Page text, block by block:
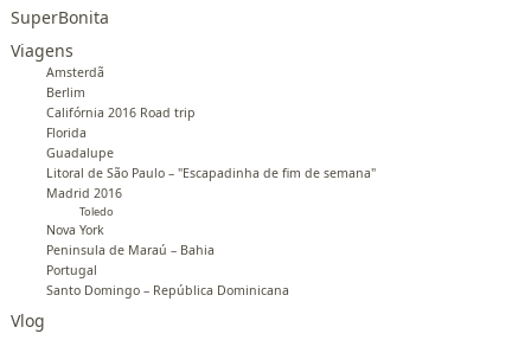
SuperBonita
Viagens
Amsterdã
Berlim
Califórnia 2016 Road trip
Florida
Guadalupe
Litoral de São Paulo – "Escapadinha de fim de semana"
Madrid 2016
Toledo
Nova York
Peninsula de Maraú – Bahia
Portugal
Santo Domingo – República Dominicana
Vlog